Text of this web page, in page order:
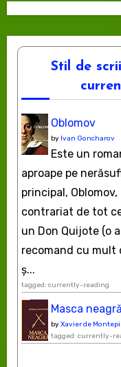
Stil de
Oblomov
by Ivan Goncharov
Este un
aproape pe
principal,
contrariat de tot
un Don Quijote (o
recomand cu mult
ș...
tagged: currently-reading
Masca neagră
byXavier de
tagged: currently-